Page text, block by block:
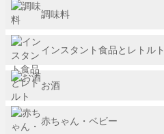
調味料
インスタント食品とレトルト
お酒
赤ちゃん・ベビー